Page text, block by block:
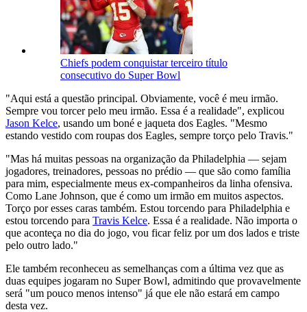
Chiefs podem conquistar terceiro título
consecutivo do Super Bowl
"Aqui está a questão principal. Obviamente, você é meu irmão.
Sempre vou torcer pelo meu irmão. Essa é a realidade", explicou
Jason Kelce, usando um boné e jaqueta dos Eagles. "Mesmo
estando vestido com roupas dos Eagles, sempre torço pelo Travis."
"Mas há muitas pessoas na organização da Philadelphia — sejam
jogadores, treinadores, pessoas no prédio — que são como família
para mim, especialmente meus ex-companheiros da linha ofensiva.
Como Lane Johnson, que é como um irmão em muitos aspectos.
Torço por esses caras também. Estou torcendo para Philadelphia e
estou torcendo para Travis Kelce. Essa é a realidade. Não importa o
que aconteça no dia do jogo, vou ficar feliz por um dos lados e triste
pelo outro lado."
Ele também reconheceu as semelhanças com a última vez que as
duas equipes jogaram no Super Bowl, admitindo que provavelmente
será "um pouco menos intenso" já que ele não estará em campo
desta vez.